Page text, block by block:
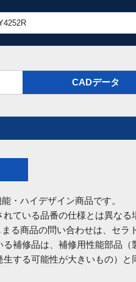
CADデータ
・ハイデザイン商品です。
ている品番の仕様とは異なる
る商品の問い合わせは、セラ
る補修品は、補修用性能部品
する可能性が大きいもの）と